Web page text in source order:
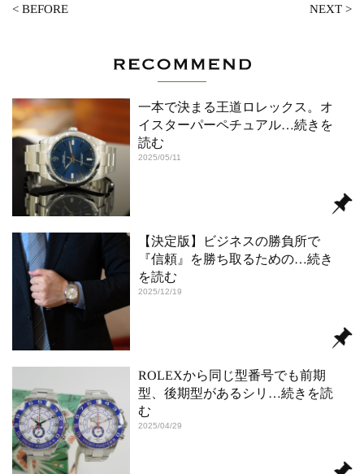
<BEFORE NEXT>
一本で決まる王道ロレックス。オ
イスターパーペチュアル…続きを
読む
2025/05/11
【決定版】ビジネスの勝負所で
『信頼』を勝ち取るための…続き
を読む
2025/12/19
ROLEXから同じ型番号でも前期
型、後期型があるシリ …続きを読
む
2025/04/29